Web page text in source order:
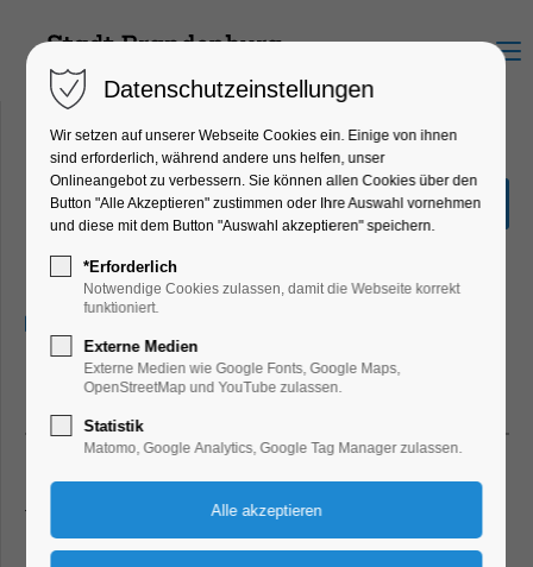
Menu
Sommerlicher Tanzreigen -
Benefizkonzert
Konzert, Musik
Foto: Mathias Ruemmler
Kontakt
Tel.
Fax03381/511112
Datenschutzeinstellungen
Wir setzen auf unserer Webseite Cookies ein. Einige von ihnen
sind erforderlich, während andere uns helfen, unser
Onlineangebot zu verbessern. Sie können allen Cookies über den
Button "Alle Akzeptieren" zustimmen oder Ihre Auswahl vornehmen
und diese mit dem Button "Auswahl akzeptieren" speichern.
*Erforderlich
Notwendige Cookies zulassen, damit die Webseite korrekt
funktioniert.
Externe Medien
Externe Medien wie Google Fonts, Google Maps,
OpenStreetMap und YouTube zulassen.
Statistik
Matomo, Google Analytics, Google Tag Manager zulassen.